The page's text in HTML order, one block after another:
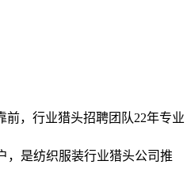
， 行业猎头招聘团队22年专业
，是纺织服装行业猎头公司推